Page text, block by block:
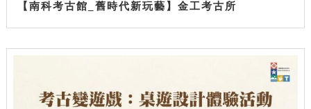
【南科考古館_舊時代新玩藝】金工考古所